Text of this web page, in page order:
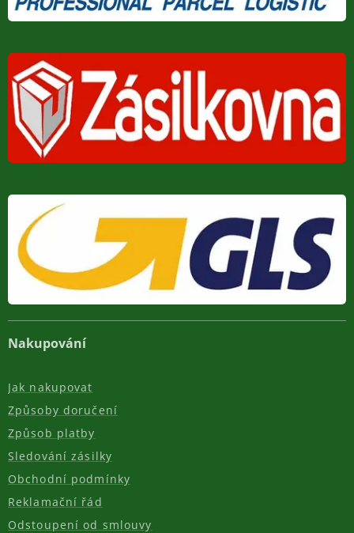
Nakupování
Jak nakupovat
Způsoby doručení
Způsob platby
Sledování zásilky
Obchodní podmínky
Reklamační řád
Odstoupení od smlouvy